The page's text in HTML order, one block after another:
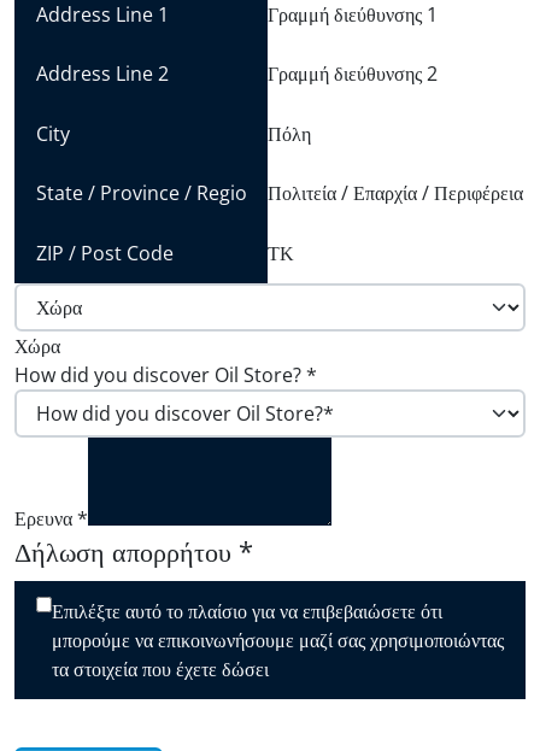
Γραμμή διεύθυνσης 1
Γραμμή διεύθυνσης 2
Πόλη
Πολιτεία / Επαρχία / Περιφέρεια
ΤΚ
Χώρα
How did you discover Oil Store?*
Ερευνα*
Δήλωση απορρήτου *
Επιλέξτε αυτό το πλαίσιο για να επιβεβαιώσετε ότι
μπορούμε να επικοινωνήσουμε μαζί σας χρησιμοποιώντας
τα στοιχεία που έχετε δώσει